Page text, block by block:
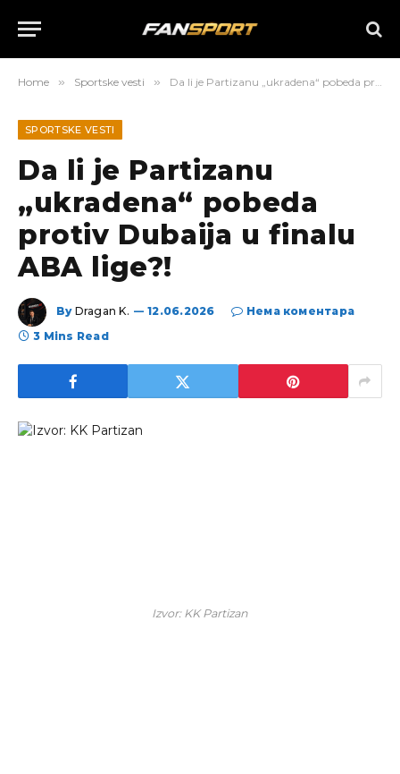
Home » Sportske vesti » Da li je Partizanu „ukradena“ pobeda protiv Dubaija u finalu ABA lige?!
SPORTSKE VESTI
Da li je Partizanu
„ukradena“ pobeda
protiv Dubaija u finalu
ABA lige?!
By Dragan K. 12.06.2026
Нема коментара
3 Mins Read
Izvor: KK Partizan